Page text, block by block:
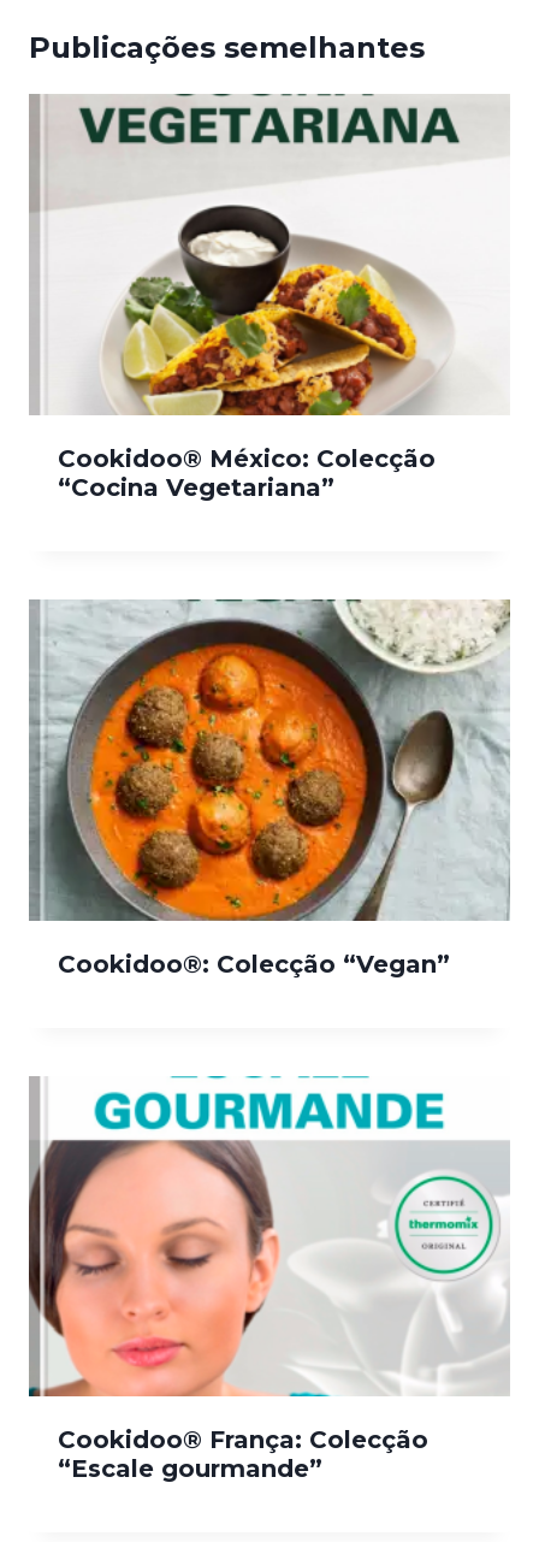
Publicações semelhantes
Cookidoo® México: Colecção
“Cocina Vegetariana”
Cookidoo®: Colecção “Vegan”
Cookidoo® França: Colecção
“Escale gourmande”